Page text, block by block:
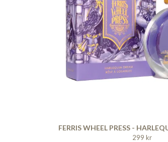
FERRIS WHEEL PRESS -
299 kr